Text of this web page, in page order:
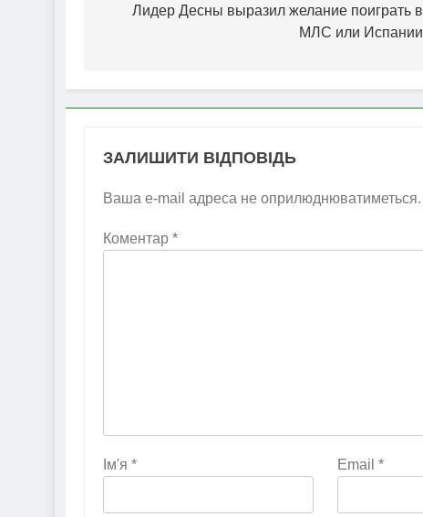
записів
Лидер Десны выразил желание поиграть в
МЛС или Испании
ЗАЛИШИТИ ВІДПОВІДЬ
Ваша e-mail адреса не оприлюднюватиметься.
Коментар *
Ім'я * Email *